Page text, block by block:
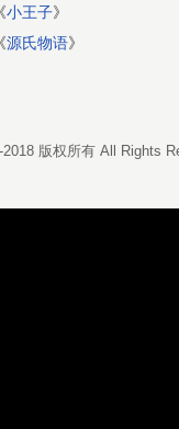
《小王子》
《源氏物语》
2018 版权所有 All Rights